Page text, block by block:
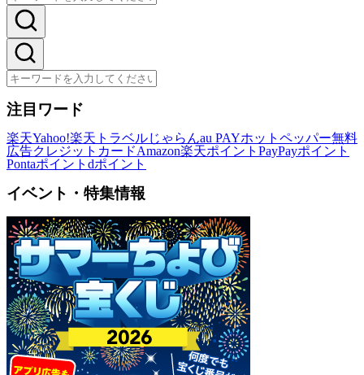
注目ワード
楽天Yahoo!楽天トラベルじゃらんau PAYホットペッパー無料
広告クレジットカードAmazon楽天ポイント PayPayポイント
Pontaポイント dポイント
イベント・特集情報